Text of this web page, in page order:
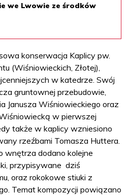
we Lwowie ze środków
konserwacja Kaplicy pw.
(Wiśniowieckich, Złotej),
w katedrze. Swój
gruntownej przebudowie,
Janusza Wiśniowieckiego oraz
w pierwszej
także w kaplicy wzniesiono
rzeźbami Tomasza Huttera.
wnętrza dodano kolejne
przypisywane dziś
oraz rokokowe stiuki z
Temat kompozycji powiązano